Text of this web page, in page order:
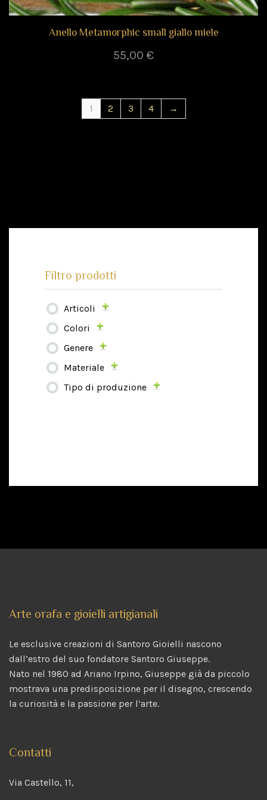
Anello Metamorphic small giallo miele
55,00 €
1 2 3 4 →
Filtro prodotti
Articoli
Colori
Genere
Materiale
Tipo di produzione
Arte orafa e gioielli artigianali
Le esclusive creazioni di Santoro Gioielli nascono
dall’estro del suo fondatore Santoro Giuseppe.
Nato nel 1980 ad Ariano Irpino, Giuseppe già da piccolo
mostrava una predisposizione per il disegno, crescendo
la curiosità e la passione per l’arte.
Contatti
Via Castello, 11,